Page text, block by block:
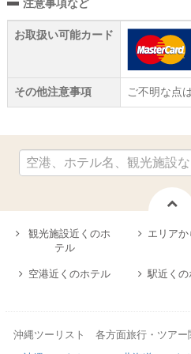
注意事項など
お取扱い可能カード
その他注意事項 ご不明な点
観光施設近くのホ
テル
エリアか
空港近くのホテル 駅近くの
沖縄ツーリスト 各方面旅行・ツアー